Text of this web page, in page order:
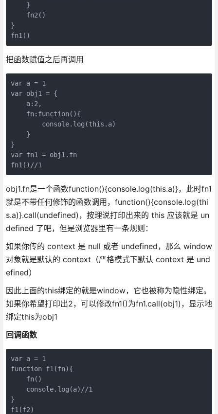
    }
    fn2()
}
fn1()
把函数赋值之后再调用
var a = 1
var obj1 = {
    a:2,
    fn:function(){
        console.log(this.a)
    }
}
var fn1 = obj1.fn
fn1()//1
obj1.fn是一个函数function(){console.log(this.a)}，此时fn1
就是不带任何修饰的函数调用，function(){console.log(thi
s.a)}.call(undefined)，按理说打印出来的 this 应该就是 un
defined 了吧，但是浏览器里有一条规则：
如果你传的 context 是 null 或者 undefined，那么 window
对象就是默认的 context（严格模式下默认 context 是 und
efined）
因此上面的this绑定的就是window，它也被称为隐性绑定。
如果你希望打印出2，可以修改fn1()为fn1.call(obj1)，显示地
绑定this为obj1
回调函数
var a = 1
function f1(fn){
    fn()
    console.log(a)//1
}
f1(f2)